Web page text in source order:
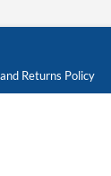
Returns Policy